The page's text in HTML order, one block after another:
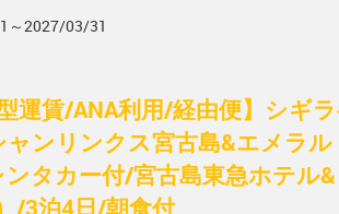
～2027/03/31
運賃/ANA利用/経由便】シギ
ャンリンクス宮古島&エメラ
タカー付/宮古島東急ホテル
/3泊4日/朝食付